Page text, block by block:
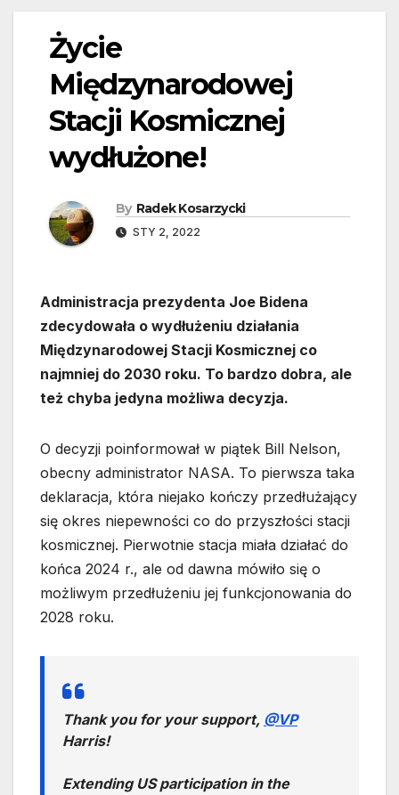
Życie
Międzynarodowej
Stacji Kosmicznej
wydłużone!
By Radek Kosarzycki
STY 2, 2022
Administracja prezydenta Joe Bidena
zdecydowała o wydłużeniu działania
Międzynarodowej Stacji Kosmicznej co
najmniej do 2030 roku. To bardzo dobra, ale
też chyba jedyna możliwa decyzja.
O decyzji poinformował w piątek Bill Nelson,
obecny administrator NASA. To pierwsza taka
deklaracja, która niejako kończy przedłużający
się okres niepewności co do przyszłości stacji
kosmicznej. Pierwotnie stacja miała działać do
końca 2024 r., ale od dawna mówiło się o
możliwym przedłużeniu jej funkcjonowania do
2028 roku.
Thank you for your support, @VP
Harris!
Extending US participation in the